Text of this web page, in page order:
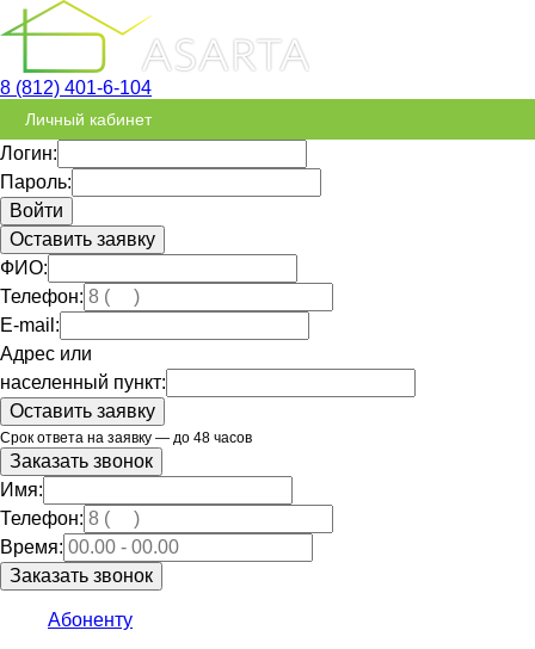
8 (812) 401-6-104
Личный кабинет
Логин:
Пароль:
Оставить заявку
ФИО:
Телефон:
E-mail:
Адрес или
населенный пункт:
Срок ответа на заявку — до 48 часов
Заказать звонок
Имя:
Телефон:
Время:
Абоненту